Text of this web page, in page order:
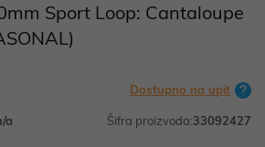
Sport Loop: Cantaloupe
Dostupno na upit
a Šifra proizvoda:33092427